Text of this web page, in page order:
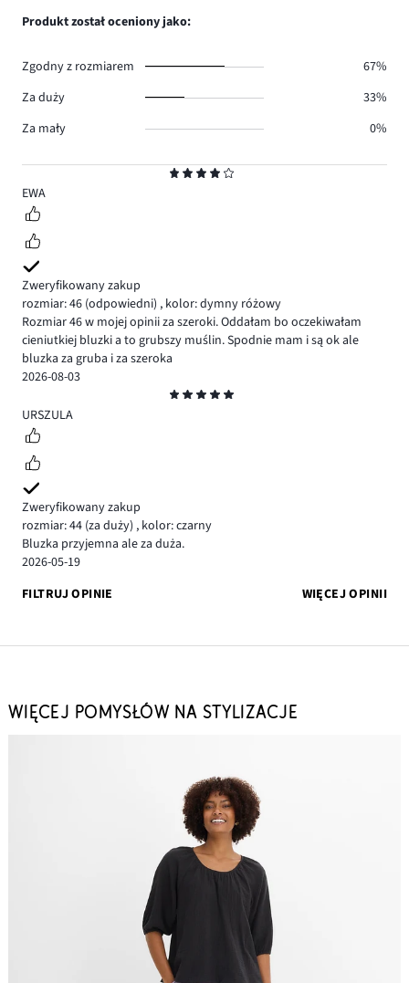
4
EWA
Zweryfikowany zakup
rozmiar: 46 (odpowiedni) , kolor: dymny różowy
Rozmiar 46 w mojej opinii za szeroki. Oddałam bo oczekiwałam
cieniutkiej bluzki a to grubszy muślin. Spodnie mam i są ok ale
bluzka za gruba i za szeroka
2026-08-03
5
URSZULA
Zweryfikowany zakup
rozmiar: 44 (za duży) , kolor: czarny
Bluzka przyjemna ale za duża.
2026-05-19
FILTRUJ OPINIE
WIĘCEJ OPINII
Produkt został oceniony jako:
Zgodny z rozmiarem
67%
Za duży
33%
Za mały
0%
WIĘCEJ POMYSŁÓW NA STYLIZACJE